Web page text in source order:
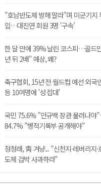
"호남반도체 방해 말라"며 미군기지
입…대진연 회원 3명 '구속'
한 달 만에 39% 날린 코스피…골드
년 뒤 2배" 예상, 왜?
축구협회, 15년 전 월드컵 예선 외국
등 10여명에 '성 접대'
국민 75.6% "안규백 장관 물러나
84.7% "병적기록부 공개해야"
정청래, 靑 겨냥... "신천지·레버리지·
도체 겁박 사과하라"